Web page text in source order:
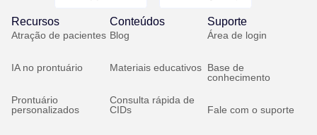
Recursos
Atração de pacientes
IA no prontuário
Prontuário
personalizados
Conteúdos
Blog
Materiais educativos
Consulta rápida de
CIDs
Suporte
Área de login
Base de
conhecimento
Fale com o suporte